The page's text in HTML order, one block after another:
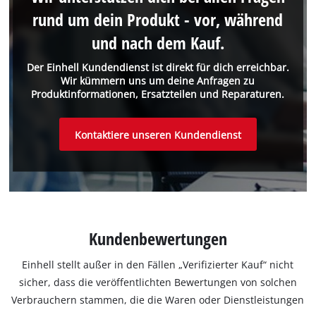
Der Einhell Kundendienst ist direkt für dich erreichbar.
Wir kümmern uns um deine Anfragen zu
Produktinformationen, Ersatzteilen und Reparaturen.
rund um dein Produkt - vor, während
und nach dem Kauf.
Kontaktiere unseren Kundendienst
Kundenbewertungen
Einhell stellt außer in den Fällen „Verifizierter Kauf“ nicht
sicher, dass die veröffentlichten Bewertungen von solchen
Verbrauchern stammen, die die Waren oder Dienstleistungen